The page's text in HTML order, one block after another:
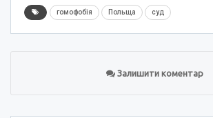
гомофобія Польща суд
Залишити коментар